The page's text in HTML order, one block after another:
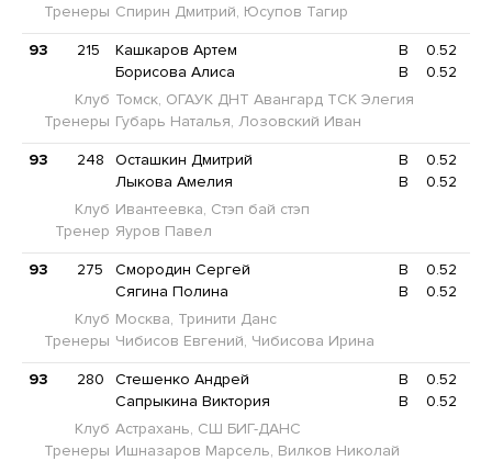
Тренеры Спирин Дмитрий, Юсупов Тагир
93 215 Кашкаров Артем B
0.52
Борисова Алиса
B
0.52
Клуб Томск, ОГАУК ДНТ Авангард ТСК Элегия
Тренеры Губарь Наталья, Лозовский Иван
93 248 Осташкин Дмитрий B
0.52
Лыкова Амелия
B
0.52
Клуб Ивантеевка, Стэп бай стэп
Тренер Яуров Павел
93 275 Смородин Сергей B
0.52
Сягина Полина
B
0.52
Клуб Москва, Тринити Данс
Тренеры Чибисов Евгений, Чибисова Ирина
93 280 Стешенко Андрей B
0.52
Сапрыкина Виктория
B
0.52
Клуб Астрахань, СШ БИГ-ДАНС
Тренеры Ишназаров Марсель, Вилков Николай